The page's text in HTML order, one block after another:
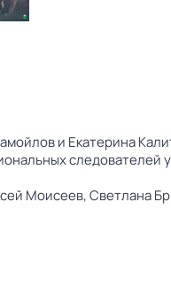
и Екатерина
следователей
Моисеев,Светлана